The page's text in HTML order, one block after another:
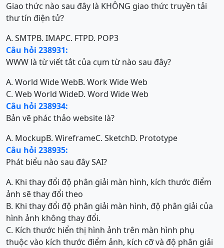
Giao thức nào sau đây là KHÔNG giao thức truyền tải
thư tín điện tử?
A. SMTPB. IMAPC. FTPD. POP3
Câu hỏi 238931:
WWW là từ viết tắt của cụm từ nào sau đây?
A. World Wide WebB. Work Wide Web
C. Web World WideD. Word Wide Web
Câu hỏi 238934:
Bản vẽ phác thảo website là?
A. MockupB. WireframeC. SketchD. Prototype
Câu hỏi 238935:
Phát biểu nào sau đây SAI?
A. Khi thay đổi độ phân giải màn hình, kích thước điểm
ảnh sẽ thay đổi theo
B. Khi thay đổi độ phân giải màn hình, độ phân giải của
hình ảnh không thay đổi.
C. Kích thước hiển thị hình ảnh trên màn hình phụ
thuộc vào kích thước điểm ảnh, kích cỡ và độ phân giải